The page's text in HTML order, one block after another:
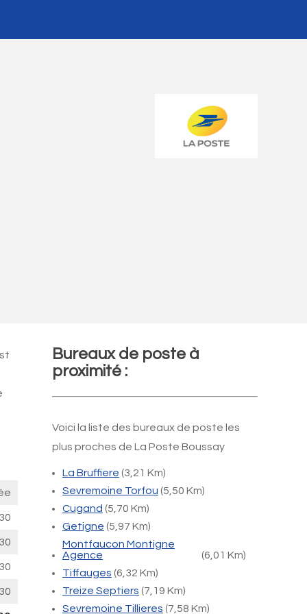
Bureaux de poste à
proximité :
Voici la liste des bureaux de poste les
plus proches de La Poste Boussay
La Bruffiere (3,21 Km)
Sevremoine Torfou (5,50 Km)
Cugand (5,70 Km)
Getigne (5,97 Km)
Montfaucon Montigne
Agence
(6,01 Km)
Tiffauges (6,32 Km)
Treize Septiers (7,19 Km)
Sevremoine Tillieres (7,58 Km)